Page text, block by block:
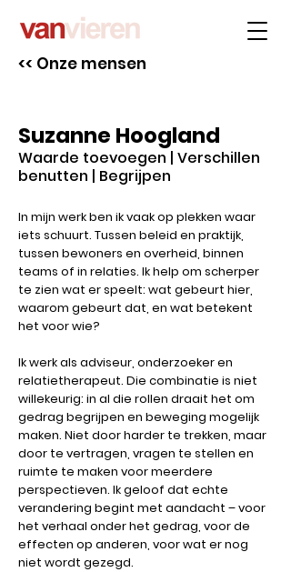
<< Onze mensen
Suzanne Hoogland
Waarde toevoegen | Verschillen
benutten | Begrijpen
In mijn werk ben ik vaak op plekken waar
iets schuurt. Tussen beleid en praktijk,
tussen bewoners en overheid, binnen
teams of in relaties. Ik help om scherper
te zien wat er speelt: wat gebeurt hier,
waarom gebeurt dat, en wat betekent
het voor wie?
Ik werk als adviseur, onderzoeker en
relatietherapeut. Die combinatie is niet
willekeurig: in al die rollen draait het om
gedrag begrijpen en beweging mogelijk
maken. Niet door harder te trekken, maar
door te vertragen, vragen te stellen en
ruimte te maken voor meerdere
perspectieven. Ik geloof dat echte
verandering begint met aandacht – voor
het verhaal onder het gedrag, voor de
effecten op anderen, voor wat er nog
niet wordt gezegd.